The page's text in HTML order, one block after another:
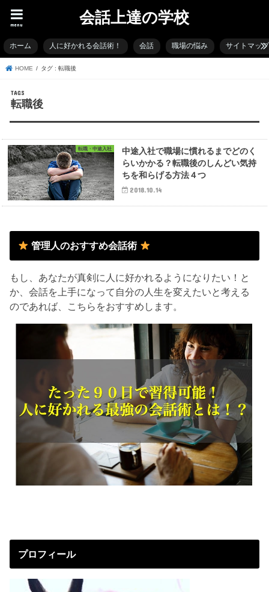
会話上達の学校
menu
ホーム 人に好かれる会話術！ 会話 職場の悩み サイトマップ
HOME タグ : 転職後
転職後
転職・中途入社
中途入社で職場に慣れるまでどのく
らいかかる？転職後のしんどい気持
ちを和らげる方法４つ
2018.10.14
管理人のおすすめ会話術
もし、あなたが真剣に人に好かれるようになりたい！と
か、会話を上手になって自分の人生を変えたいと考える
のであれば、こちらをおすすめします。
プロフィール